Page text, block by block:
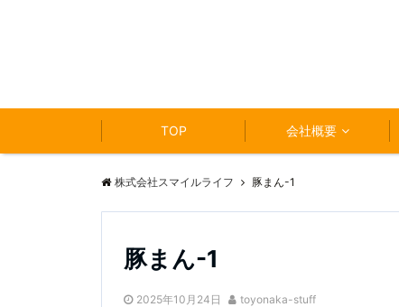
TOP 会社概要
株式会社スマイルライフ 豚まん-1
豚まん-1
2025年10月24日 toyonaka-stuff